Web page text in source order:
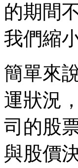
的期間
我們縮
簡單來
運狀況
司的股
與股價